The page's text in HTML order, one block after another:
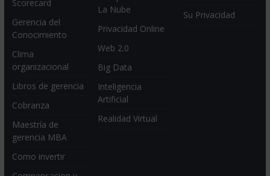
Scorecard
Gerencia del
Conocimiento
Clima
organizacional
Libros de gerencia
Cobranza
Maestría de
gerencia MBA
Como invertir
La Nube
Privacidad Online
Web 2.0
Big Data
Inteligencia
Artificial
Realidad Virtual
Su Privacidad